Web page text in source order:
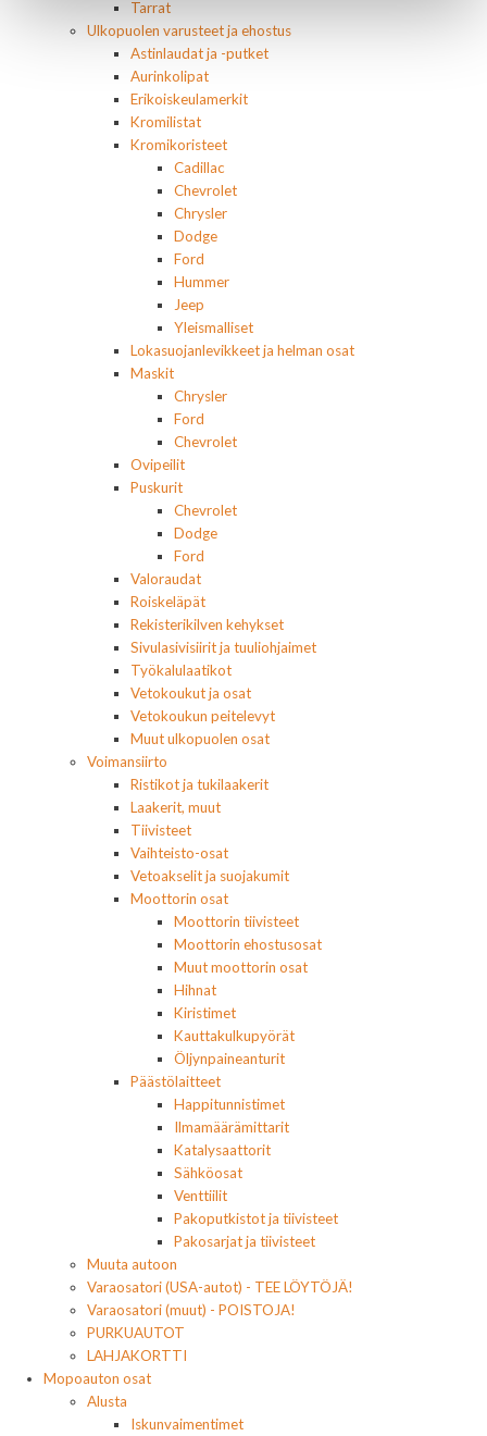
Tarrat
Ulkopuolen varusteet ja ehostus
Astinlaudat ja -putket
Aurinkolipat
Erikoiskeulamerkit
Kromilistat
Kromikoristeet
Cadillac
Chevrolet
Chrysler
Dodge
Ford
Hummer
Jeep
Yleismalliset
Lokasuojanlevikkeet ja helman osat
Maskit
Chrysler
Ford
Chevrolet
Ovipeilit
Puskurit
Chevrolet
Dodge
Ford
Valoraudat
Roiskeläpät
Rekisterikilven kehykset
Sivulasivisiirit ja tuuliohjaimet
Työkalulaatikot
Vetokoukut ja osat
Vetokoukun peitelevyt
Muut ulkopuolen osat
Voimansiirto
Ristikot ja tukilaakerit
Laakerit, muut
Tiivisteet
Vaihteisto-osat
Vetoakselit ja suojakumit
Moottorin osat
Moottorin tiivisteet
Moottorin ehostusosat
Muut moottorin osat
Hihnat
Kiristimet
Kauttakulkupyörät
Öljynpaineanturit
Päästölaitteet
Happitunnistimet
Ilmamäärämittarit
Katalysaattorit
Sähköosat
Venttiilit
Pakoputkistot ja tiivisteet
Pakosarjat ja tiivisteet
Muuta autoon
Varaosatori (USA-autot) - TEE LÖYTÖJÄ!
Varaosatori (muut) - POISTOJA!
PURKUAUTOT
LAHJAKORTTI
Mopoauton osat
Alusta
Iskunvaimentimet